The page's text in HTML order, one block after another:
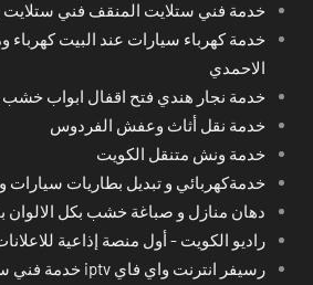
خدمة فني ستلايت المنقف فني
خدمة كهرباء سيارات عند البيت كهرباء
الاحمدي
خدمة نجار هندي فتح اقفال ابواب خشب
خدمة نقل أثاث وعفش الفردوس
خدمة ونش متنقل الكويت
خدمةكهربائي و تبديل بطاريات
دهان منازل و صباغة خشب بكل الالوان
راديو الكويت - أول منصة إذاعية
رسيفر انترنت واي فاي iptv خدمة فني ستلايت المنقف